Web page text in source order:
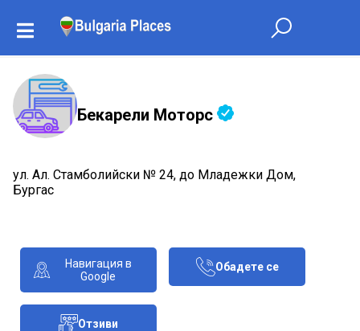
Бекарели Моторс
ул. Ал. Стамболийски № 24, до Младежки Дом,
Бургас
Навигация в
Google
Обадете се
Отзиви